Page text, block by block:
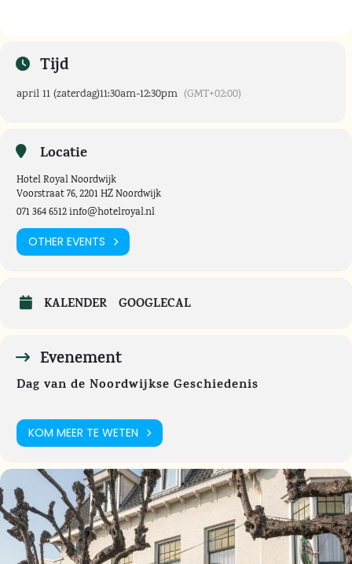
Tijd
april 11 (zaterdag)11:30am-12:30pm (GMT+02:00)
Locatie
Hotel Royal Noordwijk
Voorstraat 76, 2201 HZ Noordwijk
071 364 6512info@hotelroyal.nl
OTHER EVENTS
KALENDER GOOGLECAL
Evenement
Dag van de Noordwijkse Geschiedenis
KOM MEER TE WETEN